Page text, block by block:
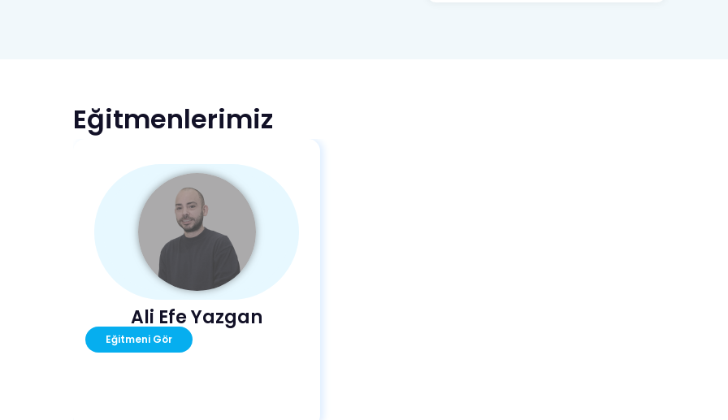
Eğitmenlerimiz
Ali Efe Yazgan
Eğitmeni Gör